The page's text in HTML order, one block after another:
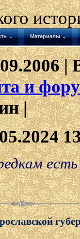
Материалы
|
и
|
есть